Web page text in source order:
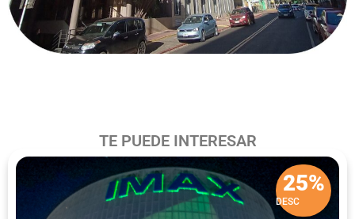
TE PUEDE INTERESAR
25%
DESC